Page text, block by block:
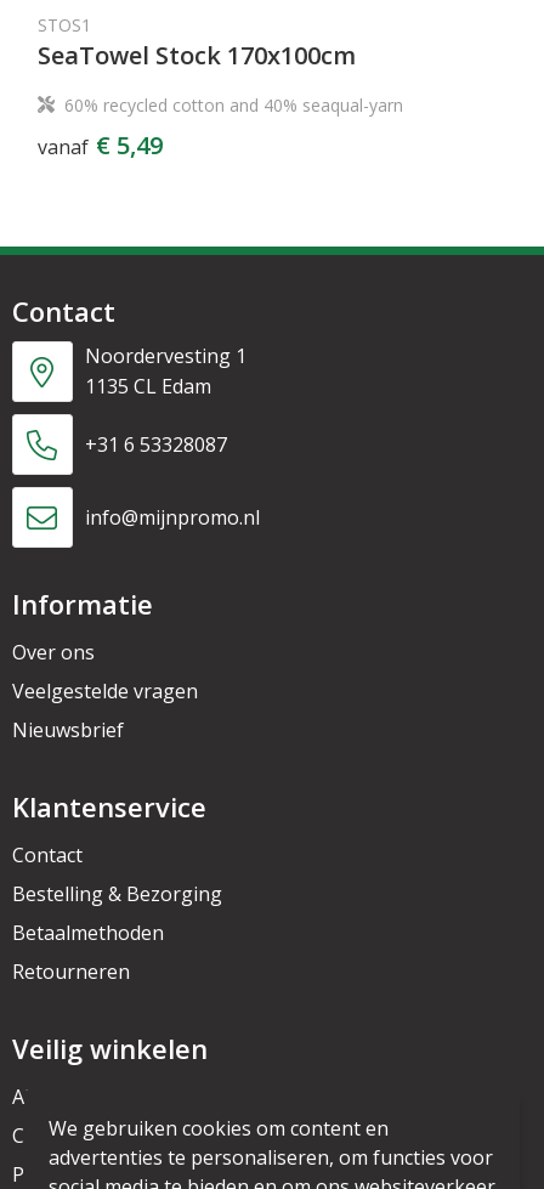
STOS1
SeaTowel Stock 170x100cm
60% recycled cotton and 40% seaqual-yarn
vanaf € 5,49
Contact
Noordervesting 1
1135 CL Edam
+31 6 53328087
info@mijnpromo.nl
Informatie
Over ons
Veelgestelde vragen
Nieuwsbrief
Klantenservice
Contact
Bestelling & Bezorging
Betaalmethoden
Retourneren
Veilig winkelen
Algemene voorwaarden
Cookieverklaring
Privacyverklaring
We gebruiken cookies om content en
advertenties te personaliseren, om functies voor